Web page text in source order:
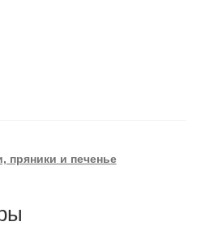
пряники и печенье